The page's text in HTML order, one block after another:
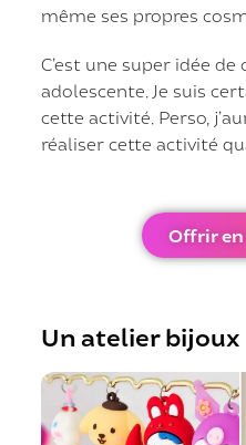
même ses propres
C’est une super idée
adolescente. Je suis
cette activité. Perso,
réaliser cette activité
Offrir en
Un atelier bijoux